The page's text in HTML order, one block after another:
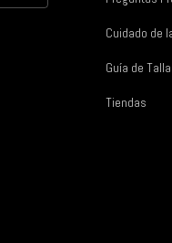
Cuidado de
Guía de
Tiendas